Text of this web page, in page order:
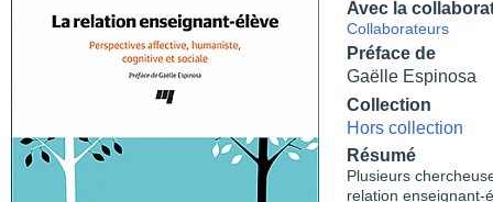
Avec la
Collaborateurs
Préface de
Gaëlle Espinosa
Collection
Hors collection
Résumé
Plusieurs
relation enseignant-